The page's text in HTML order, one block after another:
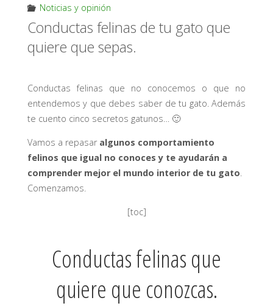
Noticias y opinión
Conductas felinas de tu gato que
quiere que sepas.
Conductas felinas que no conocemos o que no
entendemos y que debes saber de tu gato. Además
te cuento cinco secretos gatunos… 🙂
Vamos a repasar algunos comportamiento
felinos que igual no conoces y te ayudarán a
comprender mejor el mundo interior de tu gato.
Comenzamos.
[toc]
Conductas felinas que
quiere que conozcas.